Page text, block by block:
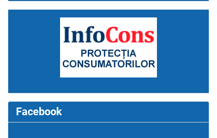
Facebook